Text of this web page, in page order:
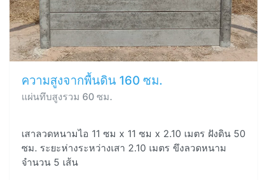
ความสูงจากพื้นดิน 160 ซม.
แผ่นทึบสูงรวม 60 ซม.
เสาลวดหนามไอ 11 ซม x 11 ซม x 2.10 เมตร ฝังดิน 50
ซม. ระยะห่างระหว่างเสา 2.10 เมตร ขึงลวดหนาม
จำนวน 5 เส้น